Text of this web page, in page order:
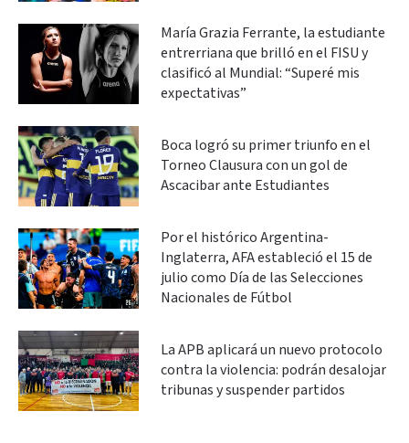
María Grazia Ferrante, la estudiante
entrerriana que brilló en el FISU y
clasificó al Mundial: “Superé mis
expectativas”
Boca logró su primer triunfo en el
Torneo Clausura con un gol de
Ascacibar ante Estudiantes
Por el histórico Argentina-
Inglaterra, AFA estableció el 15 de
julio como Día de las Selecciones
Nacionales de Fútbol
La APB aplicará un nuevo protocolo
contra la violencia: podrán desalojar
tribunas y suspender partidos